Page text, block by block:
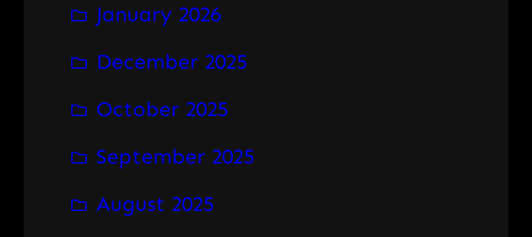
January 2026
December 2025
October 2025
September 2025
August 2025